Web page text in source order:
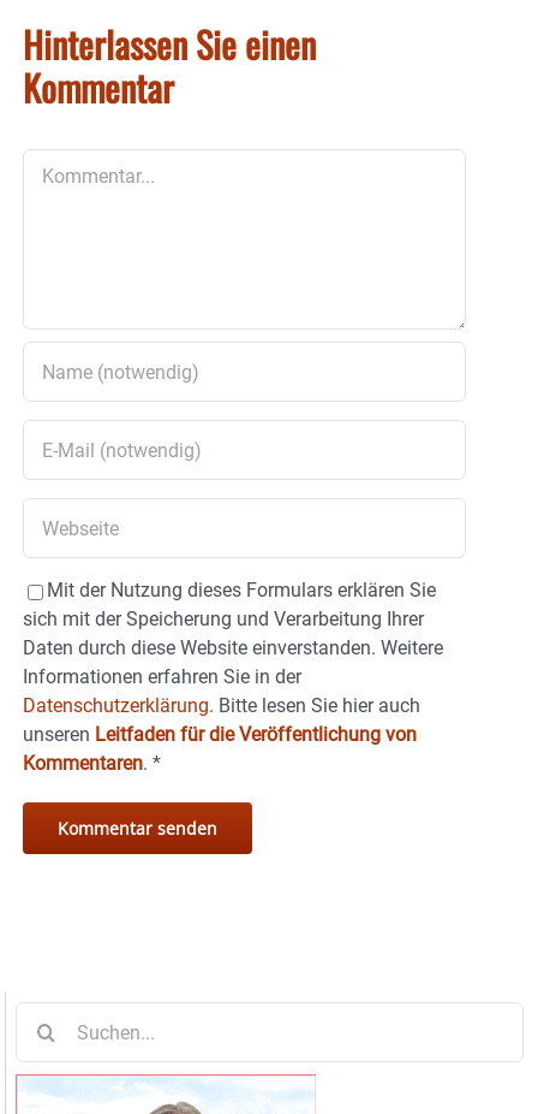
Hinterlassen Sie einen
Kommentar
Mit der Nutzung dieses Formulars erklären Sie
sich mit der Speicherung und Verarbeitung Ihrer
Daten durch diese Website einverstanden. Weitere
Informationen erfahren Sie in der
Datenschutzerklärung. Bitte lesen Sie hier auch
unseren Leitfaden für die Veröffentlichung von
Kommentaren. *
nach: